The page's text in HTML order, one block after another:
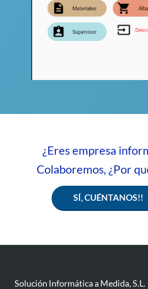
¿Eres empresa
Colaboremos, ¿Por
SÍ, CUÉNTANOS!!
Solución Informática a Medida, S.L.